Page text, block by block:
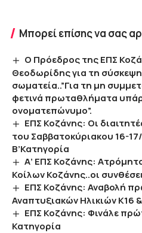
Μπορεί επίσης να σας
Ο Πρόεδρος της ΕΠΣ
Θεοδωρίδης για τη
σωματεία..”Για τη μη
φετινά πρωταθλήματα
ονοματεπώνυμο”.
ΕΠΣ Κοζάνης: Οι
του Σαββατοκύριακου 16-
Β’Κατηγορία
Α’ ΕΠΣ Κοζάνης:
Κοίλων Κοζάνης..οι
ΕΠΣ Κοζάνης: Αναβολή
Αναπτυξιακών Ηλικιών Κ16
ΕΠΣ Κοζάνης: Φινάλε
Κατηγορία